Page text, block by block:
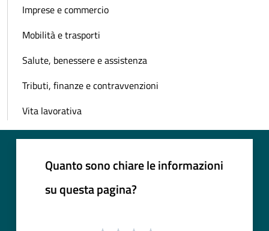
Imprese e commercio
Mobilità e trasporti
Salute, benessere e assistenza
Tributi, finanze e contravvenzioni
Vita lavorativa
Quanto sono chiare le informazioni
su questa pagina?